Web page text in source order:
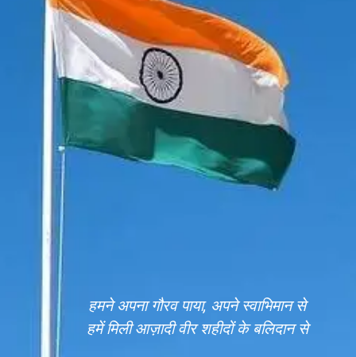
हमने अपना गौरव पाया, अपने स्वाभिमान से
हमें मिली आज़ादी वीर शहीदों के बलिदान से